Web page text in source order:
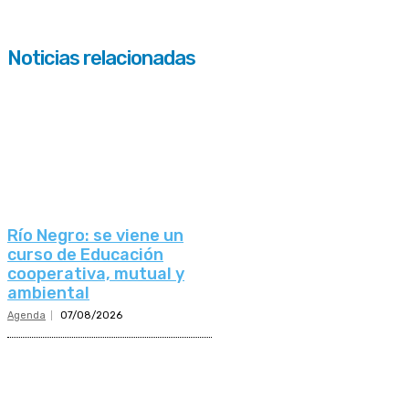
Noticias relacionadas
Río Negro: se viene un
curso de Educación
cooperativa, mutual y
ambiental
Agenda 07/08/2026